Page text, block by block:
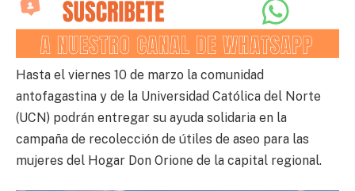
Hasta el viernes 10 de marzo la comunidad
antofagastina y de la Universidad Católica del Norte
(UCN) podrán entregar su ayuda solidaria en la
campaña de recolección de útiles de aseo para las
mujeres del Hogar Don Orione de la capital regional.